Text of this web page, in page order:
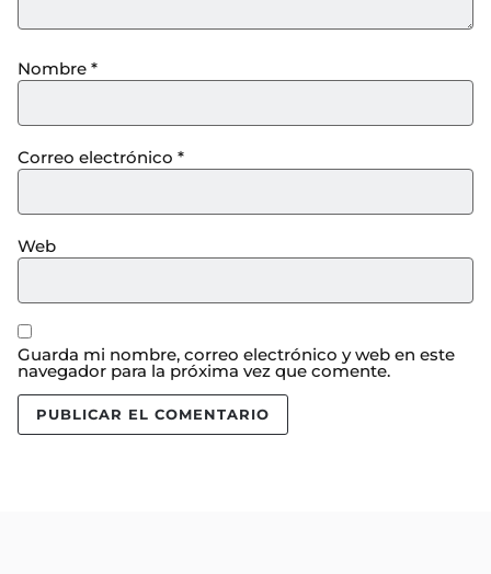
Nombre *
Correo electrónico *
Web
Guarda mi nombre, correo electrónico y web en este
navegador para la próxima vez que comente.